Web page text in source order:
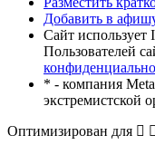
Добавить в
Сайт использует
Пользователей
* - компания
экстремистской
Оптимизирован для